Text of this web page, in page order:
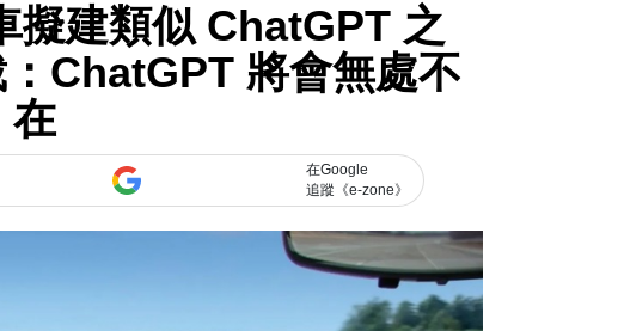
擬建類似 ChatGPT 之
ChatGPT 將會無處不
在
在Google
追蹤《e-zone》